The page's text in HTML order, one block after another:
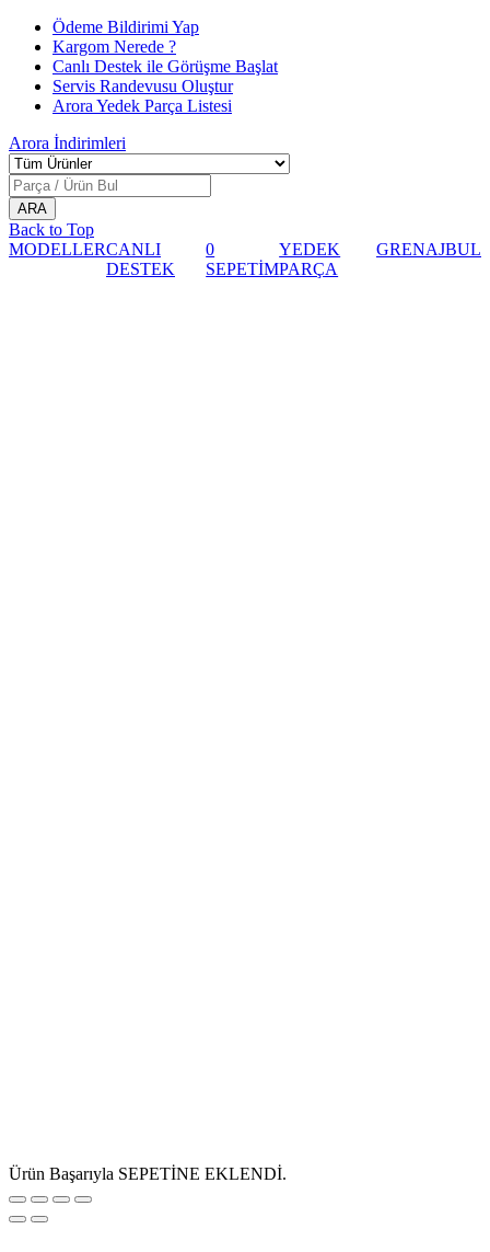
Ödeme Bildirimi Yap
Kargom Nerede ?
Canlı Destek ile Görüşme Başlat
Servis Randevusu Oluştur
Arora Yedek Parça Listesi
Arora İndirimleri
Back to Top
MODELLERCANLI
DESTEK
0
SEPETİM
YEDEK
PARÇA
GRENAJBUL
Ürün Başarıyla SEPETİNE EKLENDİ.